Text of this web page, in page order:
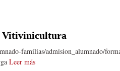
Vitivinicultura
familias/admision_alumnado/
Leer más